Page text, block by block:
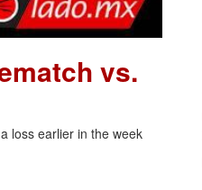
vs.
loss earlier in the week